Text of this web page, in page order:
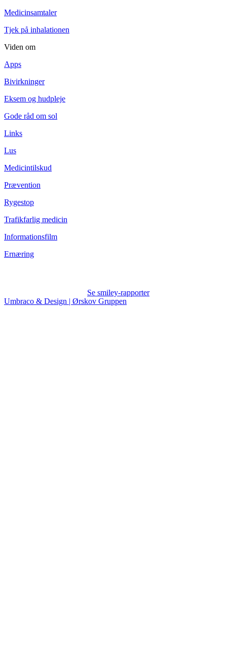
Medicinsamtaler
Tjek på inhalationen
Viden om
Apps
Bivirkninger
Eksem og hudpleje
Gode råd om sol
Links
Lus
Medicintilskud
Prævention
Rygestop
Trafikfarlig medicin
Informationsfilm
Ernæring
Se smiley-rapporter
Umbraco & Design | Ørskov Gruppen